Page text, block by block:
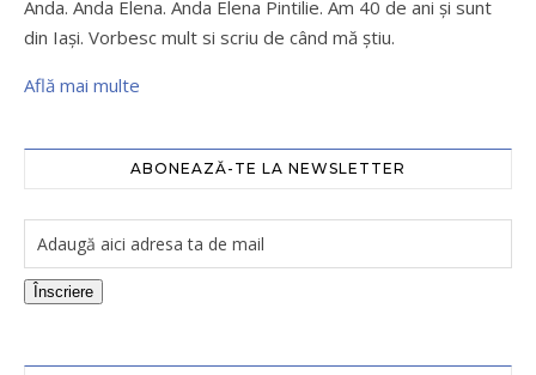
Anda. Anda Elena. Anda Elena Pintilie. Am 40 de ani şi sunt
din Iaşi. Vorbesc mult si scriu de când mă ştiu.
Află mai multe
ABONEAZĂ-TE LA NEWSLETTER
Înscriere